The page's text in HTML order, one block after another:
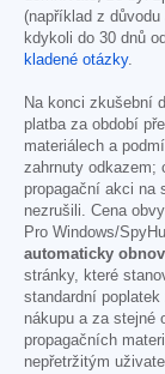
(například z
kdykoli do 30 dnů
kladené otázky.
Na konci zkušební
platba za období
materiálech a
zahrnuty odkazem;
propagační akci na
nezrušili. Cena
Pro Windows/
automaticky
stránky, které
standardní
nákupu a za stejné
propagačních
nepřetržitým